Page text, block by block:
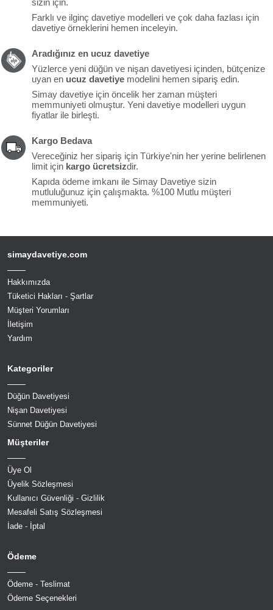
Farklı ve ilginç davetiye modelleri ve çok daha fazlası için
davetiye örneklerini hemen inceleyin.
Aradığınız en ucuz davetiye
Yüzlerce yeni düğün ve nişan davetiyesi içinden, bütçenize
uyan en ucuz davetiye modelini hemen sipariş edin.
Simay davetiye için öncelik her zaman müşteri
memmuniyeti olmuştur. Yeni davetiye modelleri uygun
fiyatlar ile birleşti.
Kargo Bedava
Vereceğiniz her sipariş için Türkiye'nin her yerine belirlenen
limit için kargo ücretsizdir.
Kapıda ödeme imkanı ile Simay Davetiye sizin
mutluluğunuz için çalışmakta. %100 Mutlu müşteri
memmuniyeti.
simaydavetiye.com
Hakkımızda
Tüketici Hakları - Şartlar
Müşteri Yorumları
İletişim
Yardım
Kategoriler
Düğün Davetiyesi
Nişan Davetiyesi
Sünnet Düğün Davetiyesi
Müşteriler
Üye Ol
Üyelik Sözleşmesi
Kullanıcı Güvenliği - Gizlilik
Mesafeli Satış Sözleşmesi
İade - İptal
Ödeme
Ödeme - Teslimat
Ödeme Seçenekleri